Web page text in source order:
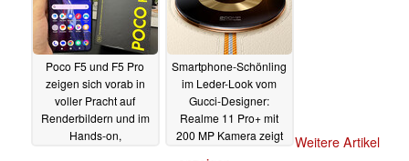
Poco F5 und F5 Pro
zeigen sich vorab in
voller Pracht auf
Renderbildern und im
Hands-on,
Smartphone-Schönling
im Leder-Look vom
Gucci-Designer:
Realme 11 Pro+ mit
200 MP Kamera zeigt
Weitere Artikel